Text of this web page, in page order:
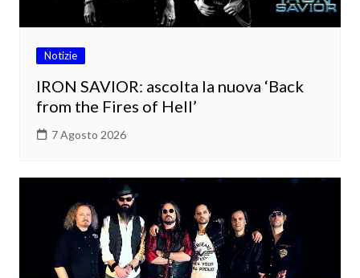
Notizie
IRON SAVIOR: ascolta la nuova ‘Back
from the Fires of Hell’
7 Agosto 2026